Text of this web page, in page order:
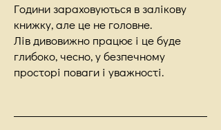
Години зараховуються в залікову
книжку, але це не головне.
Лів дивовижно працює і це буде
глибоко, чесно, у безпечному
просторі поваги і уважності.